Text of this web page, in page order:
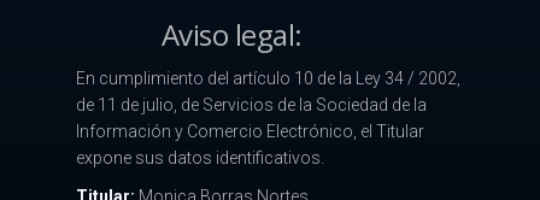
Aviso legal:
En cumplimiento del artículo 10 de la Ley 34 / 2002,
de 11 de julio, de Servicios de la Sociedad de la
Información y Comercio Electrónico, el Titular
expone sus datos identificativos.